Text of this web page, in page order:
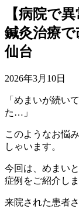
【病院で
鍼灸治療で
仙台
2026年3月10日
「めまいが続い
た…」
このようなお悩
しゃいます。
今回は、めまい
症例をご紹介しま
来院された患者